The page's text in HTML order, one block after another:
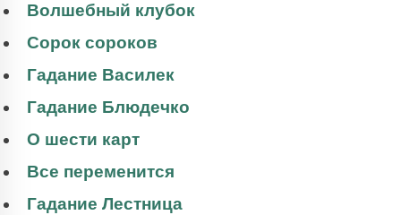
Волшебный клубок
Сорок сороков
Гадание Василек
Гадание Блюдечко
О шести карт
Все переменится
Гадание Лестница